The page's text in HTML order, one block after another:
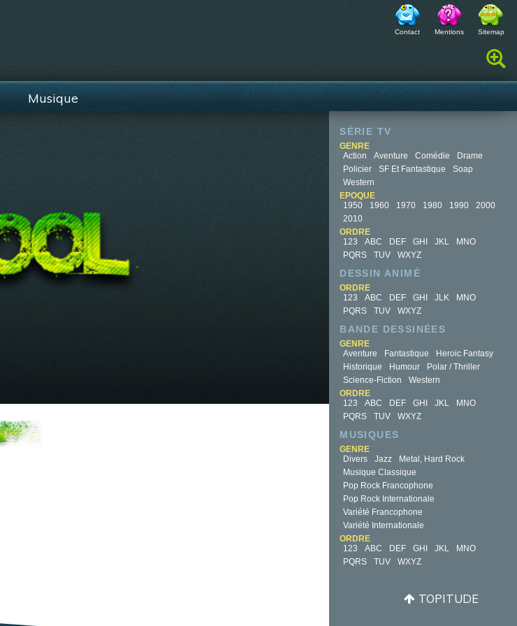
Contact Mentions Sitemap
Rechercher :
Musique
SÉRIE TV
GENRE
Action
Aventure Comédie
Drame
Policier
SF Et Fantastique
Soap
Western
EPOQUE
1950
1960 1970 1980 1990
2000
2010
ORDRE
123
ABC DEF GHI JKL
MNO
PQRS
TUV WXYZ
DESSIN ANIMÉ
ORDRE
123
ABC DEF GHI JLK
MNO
PQRS
TUV WXYZ
BANDE DESSINÉES
GENRE
Aventure
Fantastique
Heroic Fantasy
Historique
Humour
Polar / Thriller
Science-Fiction
Western
ORDRE
123
ABC DEF GHI JKL
MNO
PQRS
TUV WXYZ
MUSIQUES
GENRE
Divers
Jazz
Metal, Hard Rock
Musique Classique
Pop Rock Francophone
Pop Rock Internationale
Variété Francophone
Variété Internationale
ORDRE
123
ABC DEF GHI JKL
MNO
PQRS
TUV WXYZ
TOPITUDE